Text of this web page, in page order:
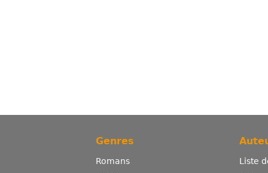
Genres
Romans
Liste